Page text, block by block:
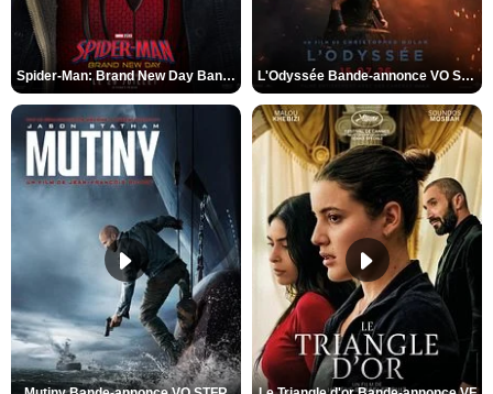
Spider-Man: Brand New Day Bande-annonce VO STFR L'Odyssée Bande-annonce VO STFR